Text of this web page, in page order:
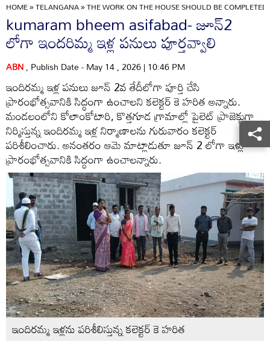
HOME»TELANGANA»THE WORK ON THE HOUSE SHOULD BE
kumaram bheem asifabad- జూన్‌2
లోగా ఇందరిమ్మ ఇళ్ల పనులు పూర్తవ్వాలి
ABN, Publish Date - May 14 , 2026 | 10:46 PM
ఇందిరమ్మ ఇళ్ల పనులు జూన్‌ 2వ తేదీలోగా పూర్తి చేసి
ప్రారంభోత్సవానికి సిద్ధంగా ఉంచాలని కలెక్టర్‌ కె హరిత అన్నారు.
మండలంలోని కోలాంకోటారి, కొత్తగూడ గ్రామాల్లో పైలెట్‌ ప్రాజెక్టుగా
నిర్మిస్తున్న ఇందిరమ్మ ఇళ్ల నిర్మాణాలను గురువారం కలెక్టర్‌
పరిశీలించారు. అనంతరం ఆమె మాట్లాడుతూ జూన్‌ 2 లోగా ఇళ్లు
ప్రారంభోత్సవానికి సిద్ధంగా ఉంచాలన్నారు.
ఇందిరమ్మ ఇళ్లను పరిశీలిస్తున్న కలెక్టర్‌ కె హరిత